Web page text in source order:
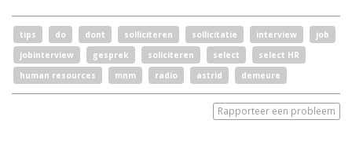
tips do dont solliciteren sollicitatie interview
job
jobinterview
gesprek soliciteren select
select HR
human resources
mnm radio astrid demeure
Rapporteer een probleem